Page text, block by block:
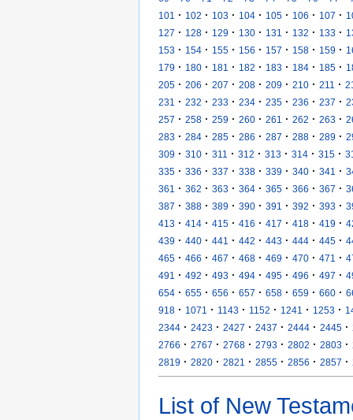
101
· 102 · 103 · 104 · 105 · 106 · 107 ·
127 · 128 · 129 · 130 · 131 · 132 · 133 ·
153 · 154 · 155 · 156 · 157 · 158 · 159 ·
179 · 180 · 181 · 182 · 183 · 184 · 185 ·
205 · 206 · 207 · 208 · 209 · 210 · 211 ·
231
· 232 · 233 · 234 · 235 · 236 · 237 ·
257 · 258 · 259 · 260 · 261 · 262 · 263 ·
283 · 284 · 285 · 286 · 287 · 288 · 289 ·
309 · 310 · 311 · 312 · 313 · 314 · 315 ·
335 · 336 · 337 · 338 · 339 · 340 · 341 ·
361
· 362 · 363 · 364 · 365 · 366 · 367 ·
387 · 388 · 389 · 390 · 391 · 392 · 393 ·
413 · 414 · 415 · 416 · 417 · 418 · 419 ·
439 · 440 · 441 · 442 · 443 · 444 · 445 ·
465 · 466 · 467 · 468 · 469 · 470 · 471 ·
491
· 492 · 493 · 494 · 495 · 496 · 497 ·
654 · 655 · 656 · 657 · 658 · 659 · 660 ·
918 · 1071 · 1143 · 1152 · 1241 · 1253 ·
2344 · 2423 · 2427 · 2437 · 2444 · 2445 ·
2766 · 2767 · 2768 · 2793 · 2802 · 2803 ·
2819 · 2820 · 2821 · 2855 · 2856 · 2857 ·
List of New